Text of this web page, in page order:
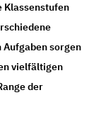
Klassenstufen
sorgen
vielfältigen
der